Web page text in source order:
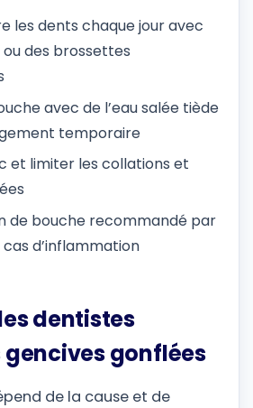
les dents chaque jour avec
des brossettes
avec de l’eau salée tiède
temporaire
et limiter les collations et
de bouche recommandé par
d’inflammation
dentistes
gonflées
de la cause et de